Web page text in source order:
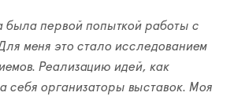
была первой попыткой работы с
меня это стало исследованием
Реализацию идей, как
себя организаторы выставок. Моя